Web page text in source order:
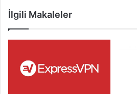
İlgili Makaleler